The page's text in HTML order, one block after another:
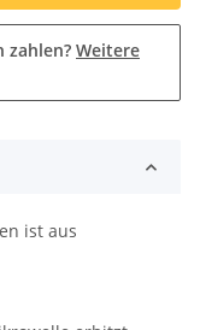
zahlen? Weitere
ist aus